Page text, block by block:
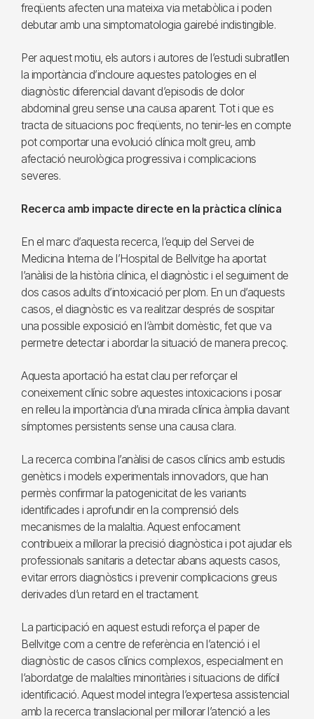
freqüents afecten una mateixa via metabòlica i poden
debutar amb una simptomatologia gairebé indistingible.
Per aquest motiu, els autors i autores de l’estudi subratllen
la importància d’incloure aquestes patologies en el
diagnòstic diferencial davant d’episodis de dolor
abdominal greu sense una causa aparent. Tot i que es
tracta de situacions poc freqüents, no tenir-les en compte
pot comportar una evolució clínica molt greu, amb
afectació neurològica progressiva i complicacions
severes.
Recerca amb impacte directe en la pràctica clínica
En el marc d’aquesta recerca, l’equip del Servei de
Medicina Interna de l’Hospital de Bellvitge ha aportat
l’anàlisi de la història clínica, el diagnòstic i el seguiment de
dos casos adults d’intoxicació per plom. En un d’aquests
casos, el diagnòstic es va realitzar després de sospitar
una possible exposició en l’àmbit domèstic, fet que va
permetre detectar i abordar la situació de manera precoç.
Aquesta aportació ha estat clau per reforçar el
coneixement clínic sobre aquestes intoxicacions i posar
en relleu la importància d’una mirada clínica àmplia davant
símptomes persistents sense una causa clara.
La recerca combina l’anàlisi de casos clínics amb estudis
genètics i models experimentals innovadors, que han
permès confirmar la patogenicitat de les variants
identificades i aprofundir en la comprensió dels
mecanismes de la malaltia. Aquest enfocament
contribueix a millorar la precisió diagnòstica i pot ajudar els
professionals sanitaris a detectar abans aquests casos,
evitar errors diagnòstics i prevenir complicacions greus
derivades d’un retard en el tractament.
La participació en aquest estudi reforça el paper de
Bellvitge com a centre de referència en l’atenció i el
diagnòstic de casos clínics complexos, especialment en
l’abordatge de malalties minoritàries i situacions de difícil
identificació. Aquest model integra l’expertesa assistencial
amb la recerca translacional per millorar l’atenció a les